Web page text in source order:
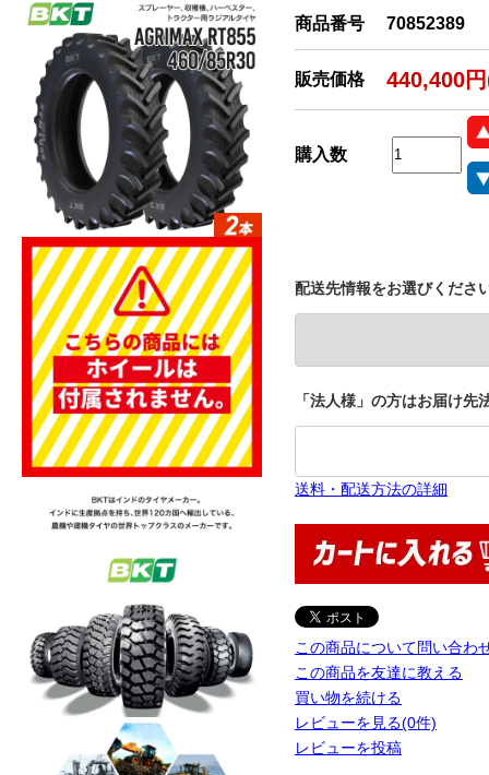
商品番号 70852389
販売価格 440,400
購入数
配送先情報をお選びくださ
「法人様」の方はお届け
送料・配送方法の詳細
この商品について問い合わ
この商品を友達に教える
買い物を続ける
レビューを見る(0件)
レビューを投稿